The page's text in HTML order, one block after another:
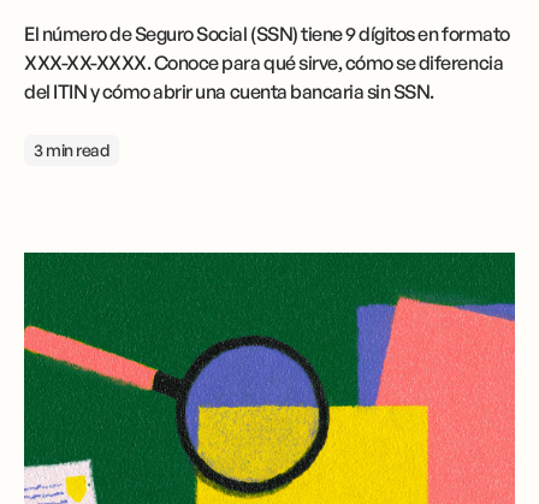
El número de Seguro Social (SSN) tiene 9 dígitos en formato
XXX-XX-XXXX. Conoce para qué sirve, cómo se diferencia
del ITIN y cómo abrir una cuenta bancaria sin SSN.
3 min read